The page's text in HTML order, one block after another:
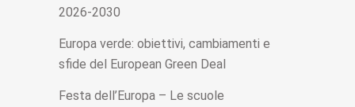
2026-2030
Europa verde: obiettivi, cambiamenti e
sfide del European Green Deal
Festa dell’Europa – Le scuole